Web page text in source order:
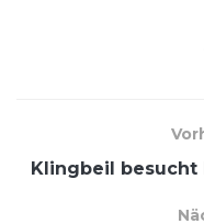
Klingbeil besucht